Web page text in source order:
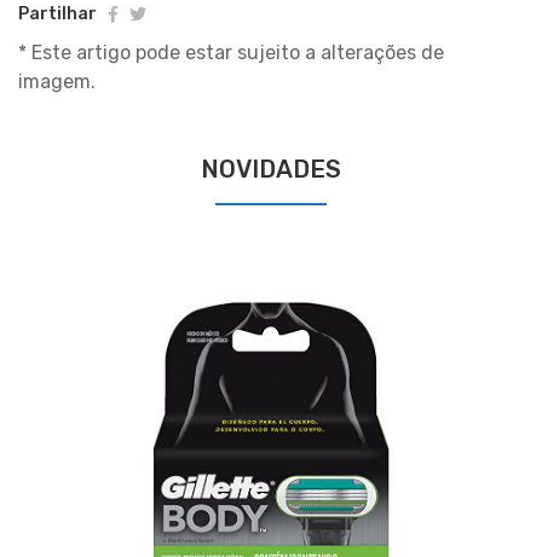
Partilhar
* Este artigo pode estar sujeito a alterações de
imagem.
NOVIDADES